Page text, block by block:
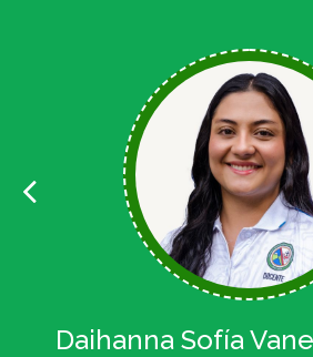
Daihanna Sofía